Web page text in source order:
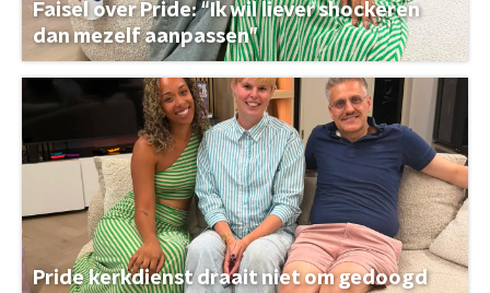
Faisel over Pride: “Ik wil liever shockeren
dan mezelf aanpassen”
Pride kerkdienst draait niet om gedoogd